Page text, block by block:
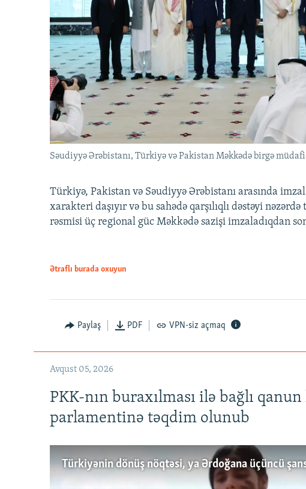
Səudiyyə Ərəbistanı, Türkiyə və Pakistan Məkkədə birgə
Türkiyə, Pakistan və Səudiyyə Ərəbistanı arasında
xarakteri daşıyır və bu sahədə qarşılıqlı dəstəyi
rəsmisi üç regional güc Məkkədə sazişi imzaladıqdan
Ətraflı burada oxuyun
Paylaş PDF VPN-siz açmaq
Avqust 05, 2026
PKK-nın buraxılması ilə bağlı
parlamentinə təqdim olunub